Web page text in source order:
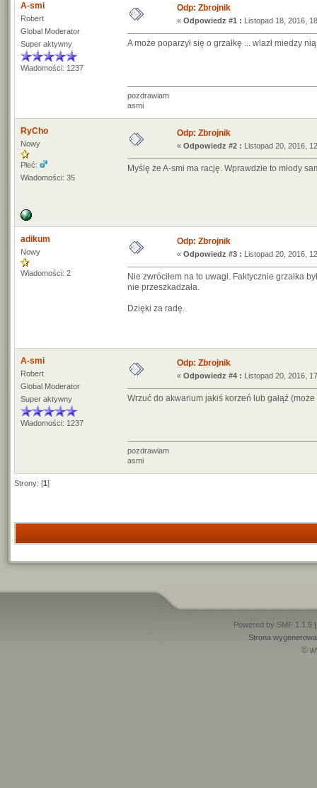
A-smi
Robert
Global Moderator
Super aktywny
Wiadomości: 1237
Odp: Zbrojnik
« Odpowiedz #1 : Listopad 18, 2016,
A może poparzył się o grzałkę ... wlazł miedzy
pozdrawiam
asmi
RyCho
Nowy
Płeć:
Wiadomości: 35
Odp: Zbrojnik
« Odpowiedz #2 : Listopad 20, 2016,
Myślę że A-smi ma rację. Wprawdzie to młody
adikum
Nowy
Wiadomości: 2
Odp: Zbrojnik
« Odpowiedz #3 : Listopad 20, 2016,
Nie zwróciłem na to uwagi. Faktycznie grzałka
nie przeszkadzała.
Dzięki za radę.
A-smi
Robert
Global Moderator
Super aktywny
Wiadomości: 1237
Odp: Zbrojnik
« Odpowiedz #4 : Listopad 20, 2016,
Wrzuć do akwarium jakiś korzeń lub gałąź
pozdrawiam
asmi
Strony: [1]
Powered by SMF 1.1.9
Strona
©